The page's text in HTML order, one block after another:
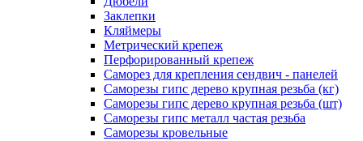
Заклепки
Кляймеры
Метрический крепеж
Перфорированный крепеж
Саморез для крепления сендвич - панелей
Саморезы гипс дерево крупная резьба (кг)
Саморезы гипс дерево крупная резьба (шт)
Саморезы гипс металл частая резьба
Саморезы кровельные